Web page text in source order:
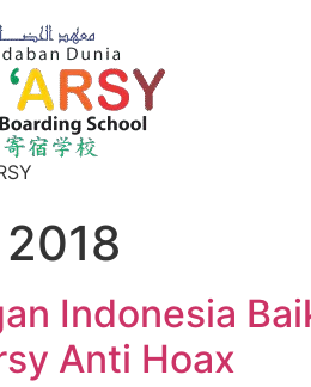
Indonesia
Anti Hoax